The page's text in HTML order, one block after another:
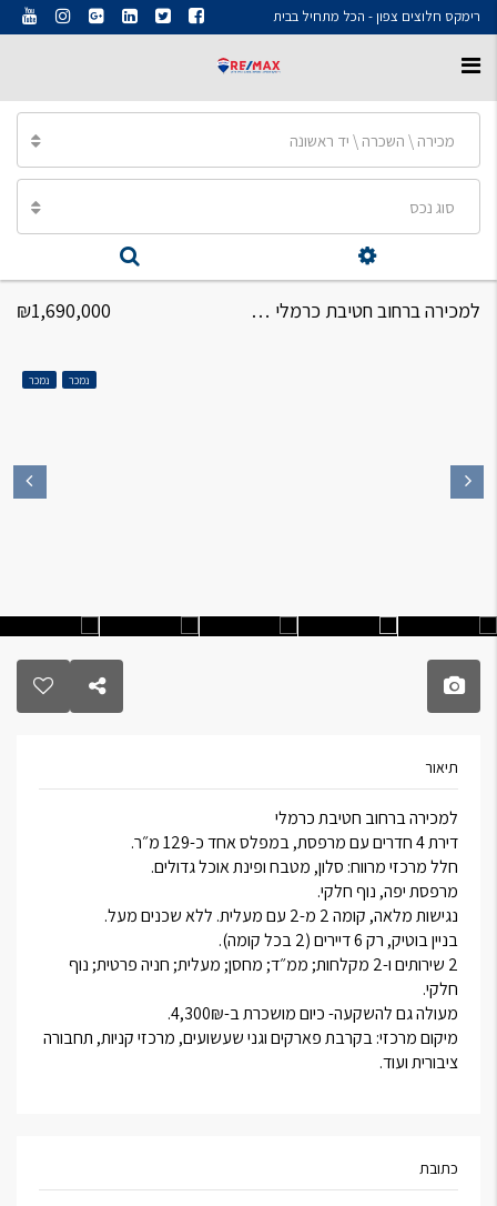
רימקס חלוצים צפון - הכל מתחיל בבית
מכירה \ השכרה \ יד ראשונה
סוג נכס
למכירה ברחוב חטיבת כרמלי דירת 4 חדרים ₪1,690,000
נמכר נמכר
תיאור
למכירה ברחוב חטיבת כרמלי
דירת 4 חדרים עם מרפסת, במפלס אחד כ-129 מ״ר.
חלל מרכזי מרווח: סלון, מטבח ופינת אוכל גדולים.
מרפסת יפה, נוף חלקי.
נגישות מלאה, קומה 2 מ-2 עם מעלית. ללא שכנים מעל.
בניין בוטיק, רק 6 דיירים (2 בכל קומה).
2 שירותים ו-2 מקלחות; ממ״ד; מחסן; מעלית; חניה פרטית; נוף
חלקי.
מעולה גם להשקעה- כיום מושכרת ב-4,300₪.
מיקום מרכזי: בקרבת פארקים וגני שעשועים, מרכזי קניות, תחבורה
ציבורית ועוד.
כתובת